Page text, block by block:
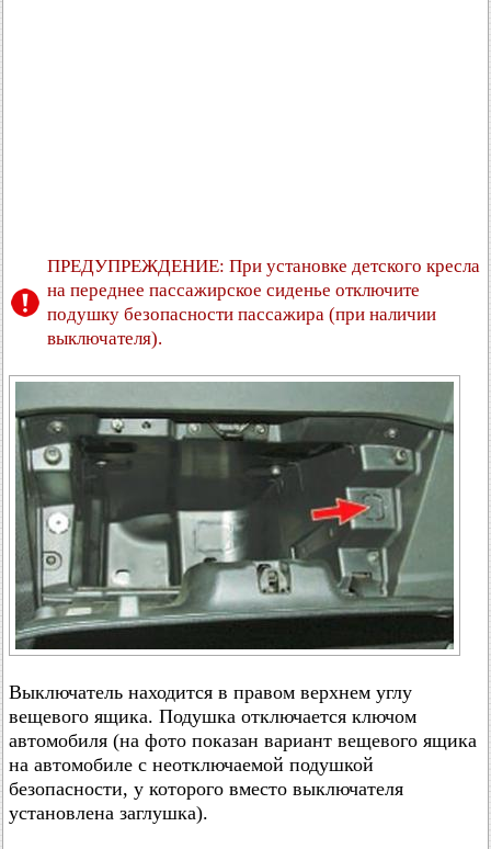
ПРЕДУПРЕЖДЕНИЕ: При установке детского кресла
на переднее пассажирское сиденье отключите
подушку безопасности пассажира (при наличии
выключателя).
Выключатель находится в правом верхнем углу
вещевого ящика. Подушка отключается ключом
автомобиля (на фото показан вариант вещевого ящика
на автомобиле с неотключаемой подушкой
безопасности, у которого вместо выключателя
установлена заглушка).